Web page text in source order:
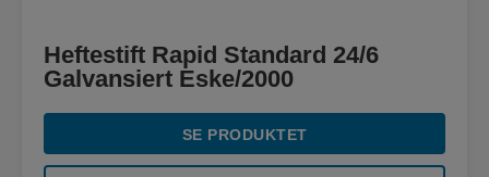
Heftestift Rapid Standard 24/6
Galvansiert Eske/2000
SE PRODUKTET